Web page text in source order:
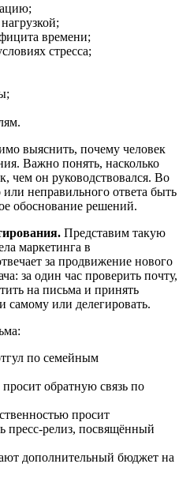
времени;
стресса;
выяснить, почему человек
Важно понять, насколько
чем он руководствовался. Во
неправильного ответа быть
обоснование решений.
Представим такую
маркетинга в
за продвижение нового
за один час проверить почту,
на письма и принять
или делегировать.
по семейным
обратную связь по
просит
пресс-релиз, посвящённый
дополнительный бюджет на